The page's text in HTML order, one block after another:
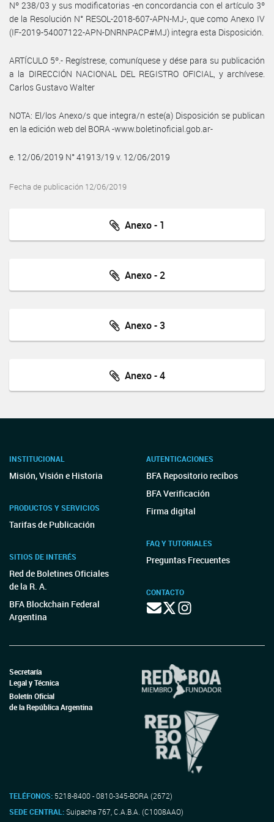
Nº 238/03 y sus modificatorias -en concordancia con el artículo 3º
de la Resolución N° RESOL-2018-607-APN-MJ-, que como Anexo IV
(IF-2019-54007122-APN-DNRNPACP#MJ) integra esta Disposición.
ARTÍCULO 5º.- Regístrese, comuníquese y dése para su publicación
a la DIRECCIÓN NACIONAL DEL REGISTRO OFICIAL, y archívese.
Carlos Gustavo Walter
NOTA: El/los Anexo/s que integra/n este(a) Disposición se publican
en la edición web del BORA -www.boletinoficial.gob.ar-
e. 12/06/2019 N° 41913/19 v. 12/06/2019
Fecha de publicación 12/06/2019
Anexo - 1
Anexo - 2
Anexo - 3
Anexo - 4
INSTITUCIONAL
Misión, Visión e Historia
PRODUCTOS Y SERVICIOS
Tarifas de Publicación
SITIOS DE INTERÉS
Red de Boletines Oficiales
de la R. A.
BFA Blockchain Federal
Argentina
AUTENTICACIONES
BFA Repositorio recibos
BFA Verificación
Firma digital
FAQ Y TUTORIALES
Preguntas Frecuentes
CONTACTO
Secretaría
Legal y Técnica
Boletín Oficial
de la República Argentina
TELÉFONOS: 5218-8400 - 0810-345-BORA (2672)
SEDE CENTRAL:Suipacha 767, C.A.B.A. (C1008AAO)